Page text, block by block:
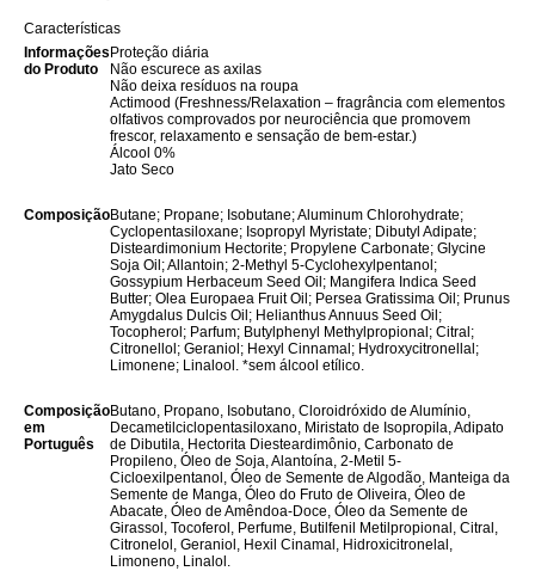
Características
Informações
do Produto
Proteção diária
Não escurece as axilas
Não deixa resíduos na roupa
Actimood (Freshness/Relaxation – fragrância com elementos
olfativos comprovados por neurociência que promovem
frescor, relaxamento e sensação de bem-estar.)
Álcool 0%
Jato Seco
ComposiçãoButane; Propane; Isobutane; Aluminum Chlorohydrate;
Cyclopentasiloxane; Isopropyl Myristate; Dibutyl Adipate;
Disteardimonium Hectorite; Propylene Carbonate; Glycine
Soja Oil; Allantoin; 2-Methyl 5-Cyclohexylpentanol;
Gossypium Herbaceum Seed Oil; Mangifera Indica Seed
Butter; Olea Europaea Fruit Oil; Persea Gratissima Oil; Prunus
Amygdalus Dulcis Oil; Helianthus Annuus Seed Oil;
Tocopherol; Parfum; Butylphenyl Methylpropional; Citral;
Citronellol; Geraniol; Hexyl Cinnamal; Hydroxycitronellal;
Limonene; Linalool. *sem álcool etílico.
Composição
em
Português
Butano, Propano, Isobutano, Cloroidróxido de Alumínio,
Decametilciclopentasiloxano, Miristato de Isopropila, Adipato
de Dibutila, Hectorita Diesteardimônio, Carbonato de
Propileno, Óleo de Soja, Alantoína, 2-Metil 5-
Cicloexilpentanol, Óleo de Semente de Algodão, Manteiga da
Semente de Manga, Óleo do Fruto de Oliveira, Óleo de
Abacate, Óleo de Amêndoa-Doce, Óleo da Semente de
Girassol, Tocoferol, Perfume, Butilfenil Metilpropional, Citral,
Citronelol, Geraniol, Hexil Cinamal, Hidroxicitronelal,
Limoneno, Linalol.